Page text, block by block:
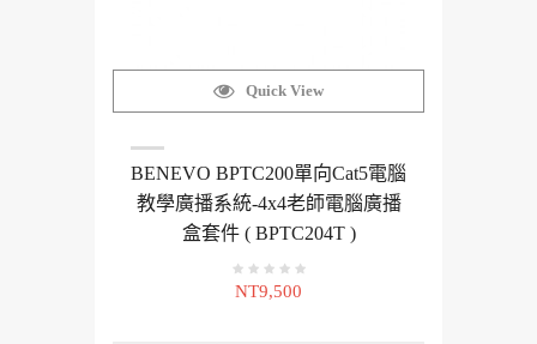
Quick View
BENEVO BPTC200單向Cat5電腦
教學廣播系統-4x4老師電腦廣播
盒套件 ( BPTC204T )
NT9,500